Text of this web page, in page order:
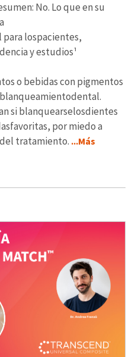
No. Lo que en su
lospacientes,
y estudios¹
o bebidas con pigmentos
si blanquearselosdientes
por miedo a
tratamiento. ...Más